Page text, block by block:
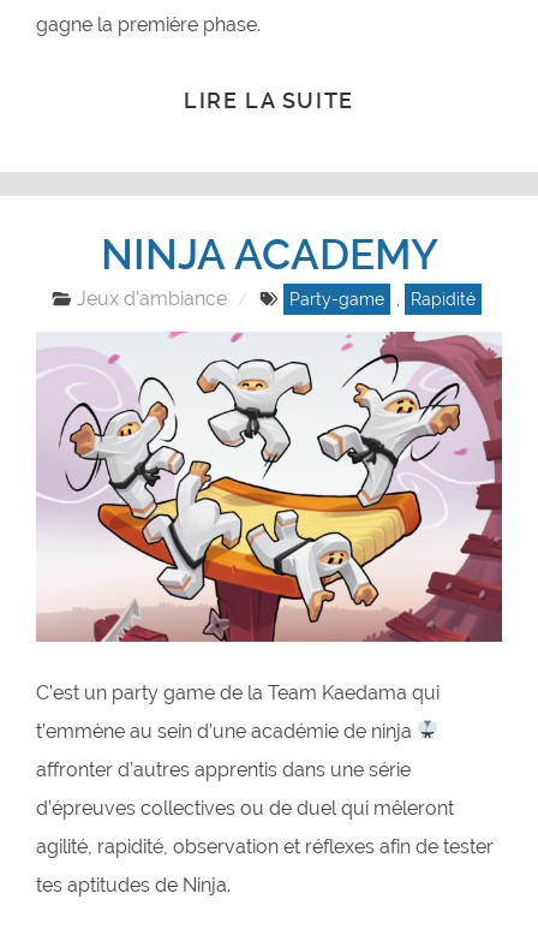
gagne la première phase.
LIRE LA SUITE
NINJA ACADEMY
Jeux d'ambiance Party-game , Rapidité
C’est un party game de la Team Kaedama qui
t’emmène au sein d’une académie de ninja
affronter d’autres apprentis dans une série
d’épreuves collectives ou de duel qui mêleront
agilité, rapidité, observation et réflexes afin de tester
tes aptitudes de Ninja.